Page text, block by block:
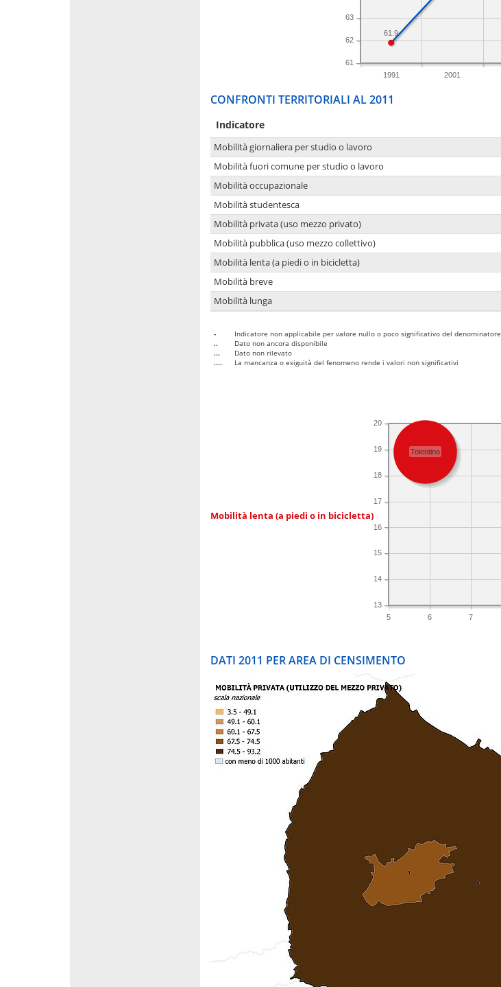
1991 2001
61
62
63
61.9
CONFRONTI TERRITORIALI AL 2011
Indicatore
Mobilità giornaliera per studio o lavoro
Mobilità fuori comune per studio o lavoro
Mobilità occupazionale
Mobilità studentesca
Mobilità privata (uso mezzo privato)
Mobilità pubblica (uso mezzo collettivo)
Mobilità lenta (a piedi o in bicicletta)
Mobilità breve
Mobilità lunga
-
Indicatore non applicabile per valore nullo o poco significativo del denominatore
..
Dato non ancora disponibile
...
Dato non rilevato
....
La mancanza o esiguità del fenomeno rende i valori non significativi
Mobilità lenta (a piedi o in bicicletta)
5 6 7
13
14
15
16
17
18
19
20
Tolentino
DATI 2011 PER AREA DI CENSIMENTO